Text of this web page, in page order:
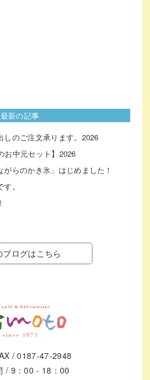
最新の記事
しのご注文承ります。2026
お中元セット】2026
らのかき氷」はじめました！
。
ブログはこちら
/ 0187-47-2948
/ 9：00 - 18：00